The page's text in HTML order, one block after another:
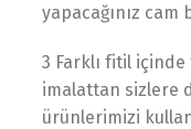
yapacağınız
3 Farklı fitil
imalattan sizlere
ürünlerimizi